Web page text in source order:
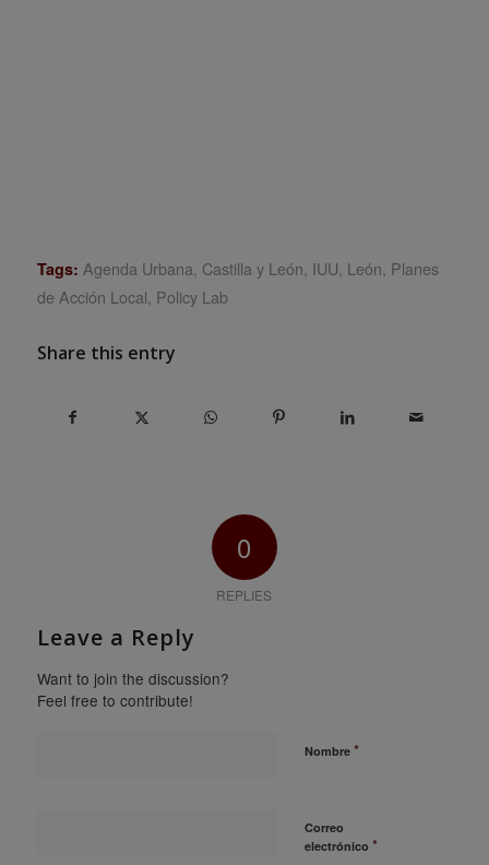
Tags: Agenda Urbana, Castilla y León, IUU, León, Planes
de Acción Local, Policy Lab
Share this entry
0
REPLIES
Leave a Reply
Want to join the discussion?
Feel free to contribute!
Nombre *
Correo
electrónico *